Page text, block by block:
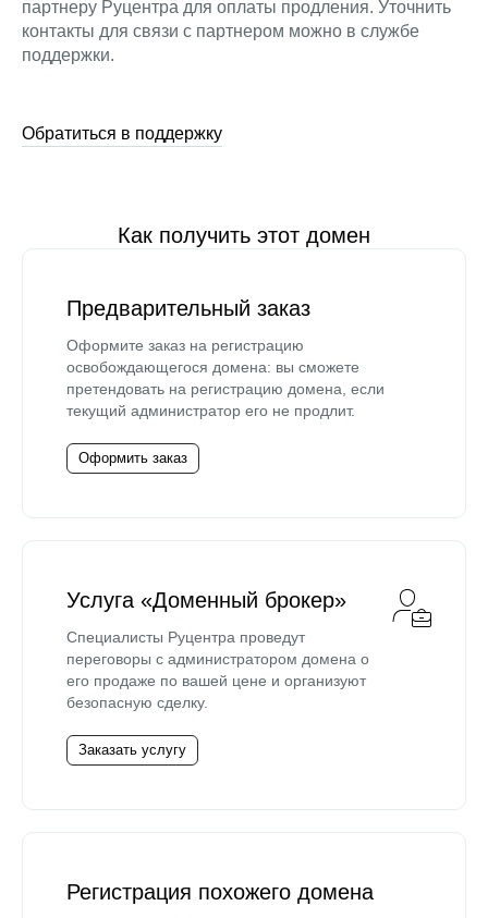
партнеру Руцентра для оплаты продления. Уточнить
контакты для связи с партнером можно в службе
поддержки.
Обратиться в поддержку
Как получить этот домен
Предварительный заказ
Оформите заказ на регистрацию
освобождающегося домена: вы сможете
претендовать на регистрацию домена, если
текущий администратор его не продлит.
Оформить заказ
Услуга «Доменный брокер»
Специалисты Руцентра проведут
переговоры с администратором домена о
его продаже по вашей цене и организуют
безопасную сделку.
Заказать услугу
Регистрация похожего домена